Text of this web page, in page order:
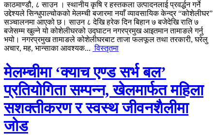
काठमाण्डौ, ८ साउन । स्थानीय कृषि र हस्तकला उत्पादनलाई प्रवर्द्धन गर्ने
उद्देश्यले सिन्धुपाल्चोकको मेलम्ची बजारमा नयाँ व्यावसायिक केन्द्र “कोशेलीघर”
सञ्चालनमा आएको छ। साउन ८ देखि हरेक दिन बिहान ७ बजेदेखि राति ७
बजेसम्म खुल्ने यो कोशेलीघरको उद्घाटन नगरप्रमुख आइतमान तामाङले गर्नु
भयो। नगरप्रमुख तामाङले कोशेलीघरबाट ताजा फलफूल तथा तरकारी, घरेलु
अचार, मह, भान्साका आवश्यक... विस्तृतमा
मेलम्चीमा ‘क्याच एण्ड सर्भ बल’
प्रतियोगिता सम्पन्न, खेलमार्फत महिला
सशक्तीकरण र स्वस्थ जीवनशैलीमा
जोड